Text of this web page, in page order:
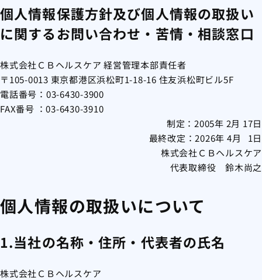
個人情報保護方針及び個人情報の取扱い
に関するお問い合わせ・苦情・相談窓口
株式会社ＣＢヘルスケア 経営管理本部責任者
〒105-0013 東京都港区浜松町1-18-16 住友浜松町ビル5F
電話番号： 03-6430-3900
FAX番号 ：03-6430-3910
制定：2005年 2月 17日
最終改定：2026年 4月 1日
株式会社ＣＢヘルスケア
代表取締役 鈴木尚之
個人情報の取扱いについて
1.当社の名称・住所・代表者の氏名
株式会社ＣＢヘルスケア